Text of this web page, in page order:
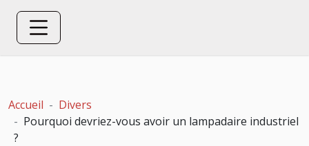
Accueil
Divers
Pourquoi devriez-vous avoir un lampadaire industriel
?